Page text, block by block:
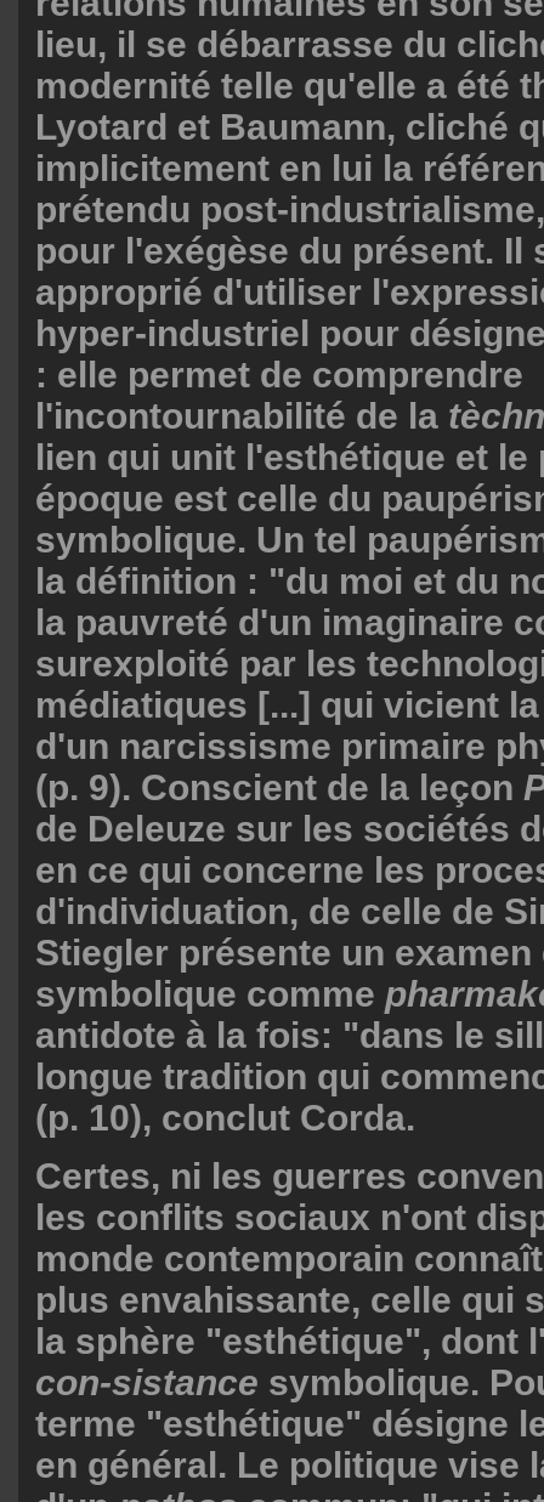
lieu, il se débarrasse du
modernité telle qu'elle a été
Lyotard et Baumann, cliché
implicitement en lui la
prétendu post-
pour l'exégèse du présent. Il
approprié d'utiliser
hyper-industriel pour
: elle permet de comprendre
l'incontournabilité de la
lien qui unit l'esthétique et
époque est celle du
symbolique. Un tel
la définition : "du moi et du
la pauvreté d'un imaginaire
surexploité par les
médiatiques [...] qui vicient
d'un narcissisme primaire
(p. 9). Conscient de la leçon
de Deleuze sur les sociétés
en ce qui concerne les
d'individuation, de celle de
Stiegler présente un examen
symbolique comme
antidote à la fois: "dans le
longue tradition qui
(p. 10), conclut Corda.
Certes, ni les guerres
les conflits sociaux n'ont
monde contemporain
plus envahissante, celle qui
la sphère "esthétique", dont
con-sistance symbolique.
terme "esthétique" désigne
en général. Le politique vise